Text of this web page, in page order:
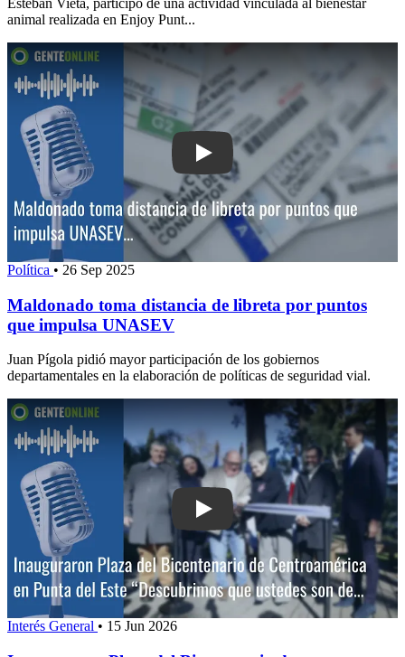
Esteban Vieta, participó de una actividad vinculada al bienestar
animal realizada en Enjoy Punt...
Play: Maldonado toma distancia de
Política • 26 Sep 2025
Maldonado toma distancia de libreta por puntos
que impulsa UNASEV
Juan Pígola pidió mayor participación de los gobiernos
departamentales en la elaboración de políticas de seguridad vial.
Play: Inauguraron Plaza del
Interés General • 15 Jun 2026